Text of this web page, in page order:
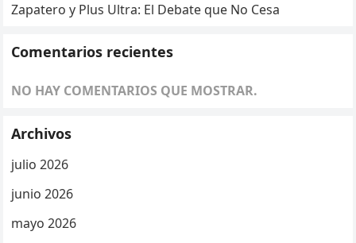
Zapatero y Plus Ultra: El Debate que No Cesa
Comentarios recientes
NO HAY COMENTARIOS QUE MOSTRAR.
Archivos
julio 2026
junio 2026
mayo 2026